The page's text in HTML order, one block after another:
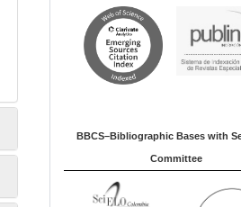
BBCS–Bibliographic Bases with
Committee